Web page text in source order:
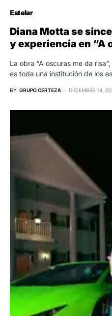
Estelar
Diana Motta se
y experiencia en “A
La obra “A oscuras me da
es toda una institución de los
BY GRUPO CERTEZA DICIEMBRE 14,